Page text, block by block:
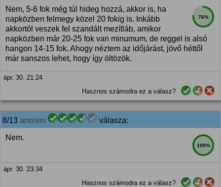
76%
Nem, 5-6 fok még túl hideg hozzá, akkor is, ha
napközben felmegy közel 20 fokig is. Inkább
akkortól veszek fel szandált mezítláb, amikor
napközben már 20-25 fok van minumum, de reggel is alsó
hangon 14-15 fok. Ahogy néztem az időjárást, jövő héttől
már sanszos lehet, hogy így öltözök.
ápr. 30. 21:24
Hasznos számodra ez a válasz?
8/13 anonim válasza:
100%
Nem.
ápr. 30. 23:34
Hasznos számodra ez a válasz?